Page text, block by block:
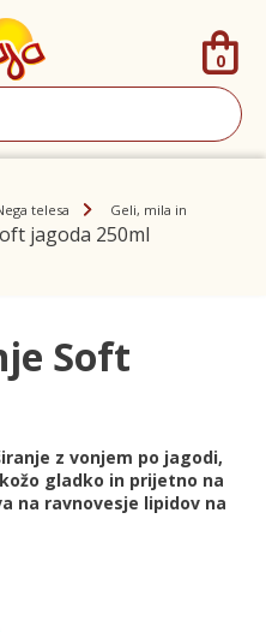
0
telesa
Geli, mila in
jagoda 250ml
Soft
z vonjem po jagodi,
gladko in prijetno na
na ravnovesje lipidov na